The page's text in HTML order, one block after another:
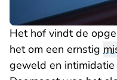
Het hof vindt de
het om een ernstig
geweld en